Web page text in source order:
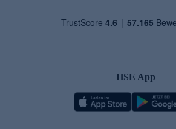
HSE App